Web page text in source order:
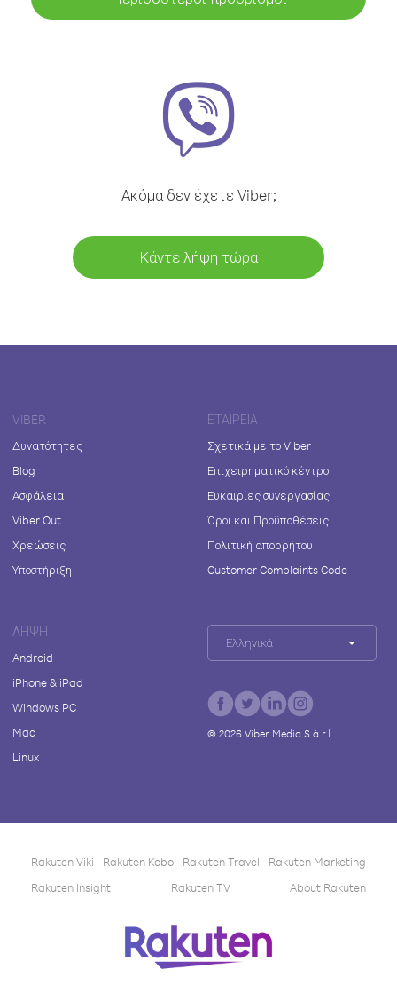
Ακόμα δεν έχετε Viber;
Κάντε λήψη τώρα
VIBER
Δυνατότητες
Blog
Ασφάλεια
Viber Out
Χρεώσεις
Υποστήριξη
ΕΤΑΙΡΕΊΑ
Σχετικά με το Viber
Επιχειρηματικό κέντρο
Ευκαιρίες συνεργασίας
Όροι και Προϋποθέσεις
Πολιτική απορρήτου
Customer Complaints Code
ΛΉΨΗ
Android
iPhone & iPad
Windows PC
Mac
Linux
Ελληνικά
© 2026Viber Media S.à r.l.
Rakuten Viki Rakuten Kobo Rakuten Travel
Rakuten Marketing
Rakuten Insight
Rakuten TV About Rakuten